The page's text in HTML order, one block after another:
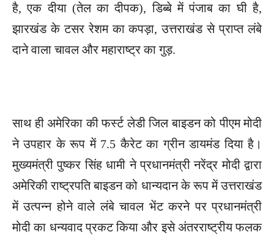
है, एक दीया (तेल का दीपक), डिब्बे में पंजाब का घी है,
झारखंड के टसर रेशम का कपड़ा, उत्तराखंड से प्राप्त लंबे
दाने वाला चावल और महाराष्ट्र का गुड़.
साथ ही अमेरिका की फर्स्ट लेडी जिल बाइडन को पीएम मोदी
ने उपहार के रूप में 7.5 कैरेट का ग्रीन डायमंड दिया है।
मुख्यमंत्री पुष्कर सिंह धामी ने प्रधानमंत्री नरेंद्र मोदी द्वारा
अमेरिकी राष्ट्रपति बाइडन को धान्यदान के रूप में उत्तराखंड
में उत्पन्न होने वाले लंबे चावल भेंट करने पर प्रधानमंत्री
मोदी का धन्यवाद प्रकट किया और इसे अंतरराष्ट्रीय फलक